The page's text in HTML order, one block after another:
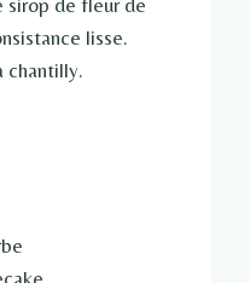
sirop de fleur de
lisse.
chantilly.